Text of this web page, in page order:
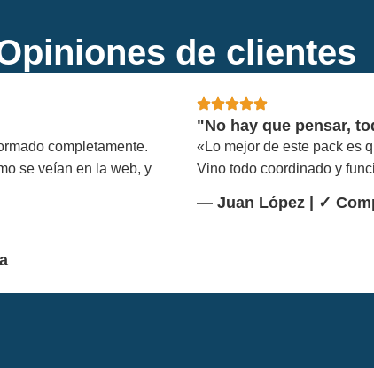
de clientes
completamente.
se veían en la web, y
"No hay que pensar,
«Lo mejor de este pack es
Vino todo coordinado y
— Juan López | ✓